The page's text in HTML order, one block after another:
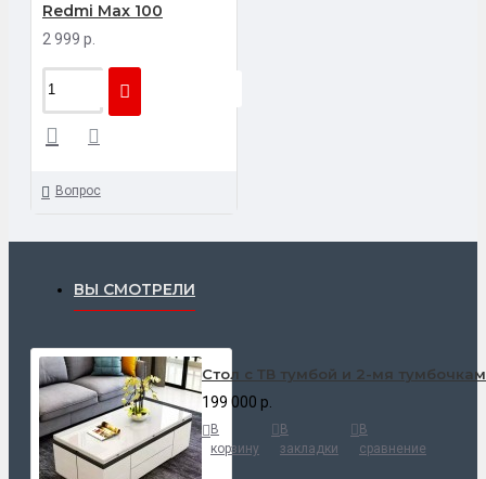
Redmi Max 100
2 999 р.
Вопрос
ВЫ СМОТРЕЛИ
Стол с ТВ тумбой и 2-мя
199 000 р.
В
корзину
В
закладки
В
сравнение